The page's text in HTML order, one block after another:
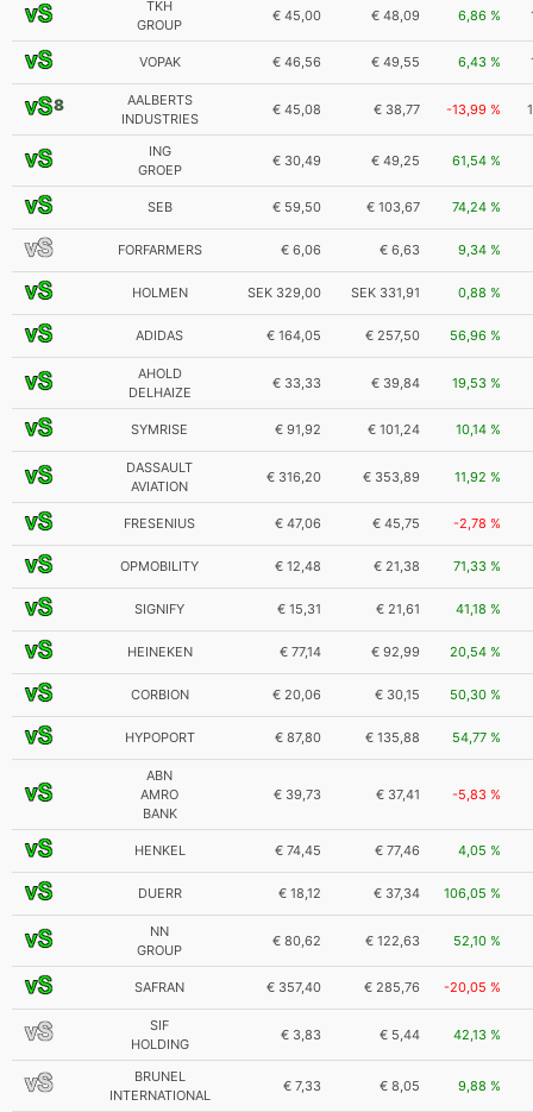
TKH
GROUP
€ 45,00 € 48,09 6,86 %
VOPAK € 46,56 € 49,55 6,43 %
8
AALBERTS
INDUSTRIES
€ 45,08 € 38,77 -13,99 %
ING
GROEP
€ 30,49 € 49,25 61,54 %
SEB € 59,50 € 103,67 74,24 %
FORFARMERS € 6,06 € 6,63 9,34 %
HOLMEN SEK 329,00 SEK 331,91 0,88 %
ADIDAS € 164,05 € 257,50 56,96 %
AHOLD
DELHAIZE
€ 33,33 € 39,84 19,53 %
SYMRISE € 91,92 € 101,24 10,14 %
DASSAULT
AVIATION
€ 316,20 € 353,89 11,92 %
FRESENIUS € 47,06 € 45,75 -2,78 %
OPMOBILITY € 12,48 € 21,38 71,33 %
SIGNIFY € 15,31 € 21,61 41,18 %
HEINEKEN € 77,14 € 92,99 20,54 %
CORBION € 20,06 € 30,15 50,30 %
HYPOPORT € 87,80 € 135,88 54,77 %
ABN
AMRO
BANK
€ 39,73 € 37,41 -5,83 %
HENKEL € 74,45 € 77,46 4,05 %
DUERR € 18,12 € 37,34 106,05 %
NN
GROUP
€ 80,62 € 122,63 52,10 %
SAFRAN € 357,40 € 285,76 -20,05 %
SIF
HOLDING
€ 3,83 € 5,44 42,13 %
BRUNEL
INTERNATIONAL
€ 7,33 € 8,05 9,88 %